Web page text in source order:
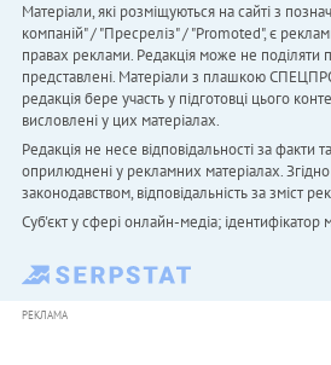
Матеріали, які розміщуються на сайті з
компаній" / "Пресреліз" / "Promoted", є
правах реклами. Редакція може не поділяти
представлені. Матеріали з плашкою
редакція бере участь у підготовці цього
висловлені у цих матеріалах.
Редакція не несе відповідальності за факти
оприлюднені у рекламних матеріалах.
законодавством, відповідальність за зміст
Cуб'єкт у сфері онлайн-медіа; ідентифікатор
РЕКЛАМА